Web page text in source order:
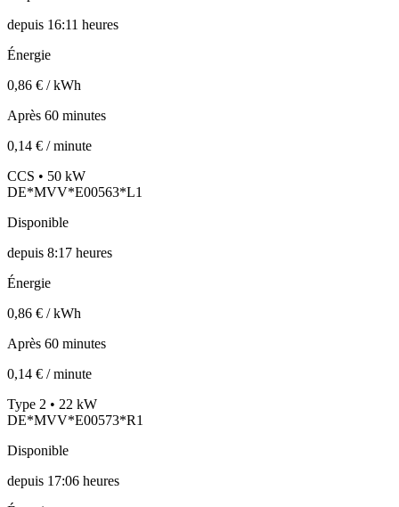
depuis 16:11 heures
Énergie
0,86 € / kWh
Après 60 minutes
0,14 € / minute
CCS • 50 kW
DE*MVV*E00563*L1
Disponible
depuis 8:17 heures
Énergie
0,86 € / kWh
Après 60 minutes
0,14 € / minute
Type 2 • 22 kW
DE*MVV*E00573*R1
Disponible
depuis 17:06 heures